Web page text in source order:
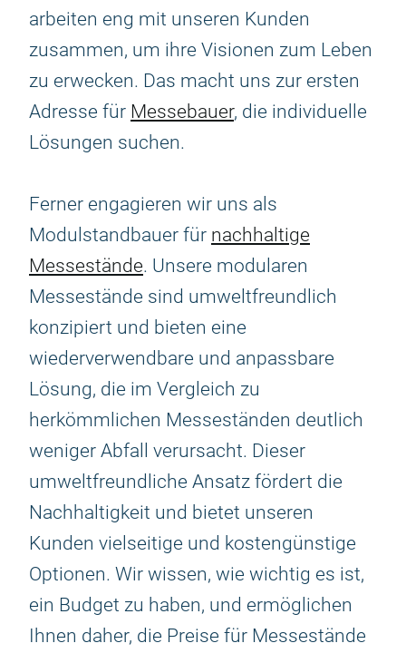
arbeiten eng mit unseren Kunden
zusammen, um ihre Visionen zum Leben
zu erwecken. Das macht uns zur ersten
Adresse für Messebauer, die individuelle
Lösungen suchen.
Ferner engagieren wir uns als
Modulstandbauer für nachhaltige
Messestände. Unsere modularen
Messestände sind umweltfreundlich
konzipiert und bieten eine
wiederverwendbare und anpassbare
Lösung, die im Vergleich zu
herkömmlichen Messeständen deutlich
weniger Abfall verursacht. Dieser
umweltfreundliche Ansatz fördert die
Nachhaltigkeit und bietet unseren
Kunden vielseitige und kostengünstige
Optionen. Wir wissen, wie wichtig es ist,
ein Budget zu haben, und ermöglichen
Ihnen daher, die Preise für Messestände